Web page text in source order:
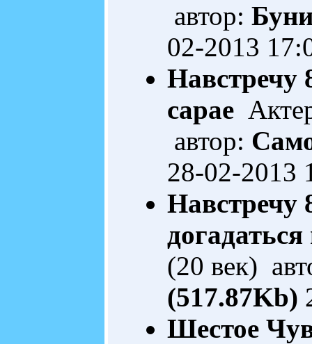
автор:
02-2013
Навстречу
сарае
автор:
28-02-2013
Навстречу
догадаться
(20 век)
(517.87Kb)
Шестое